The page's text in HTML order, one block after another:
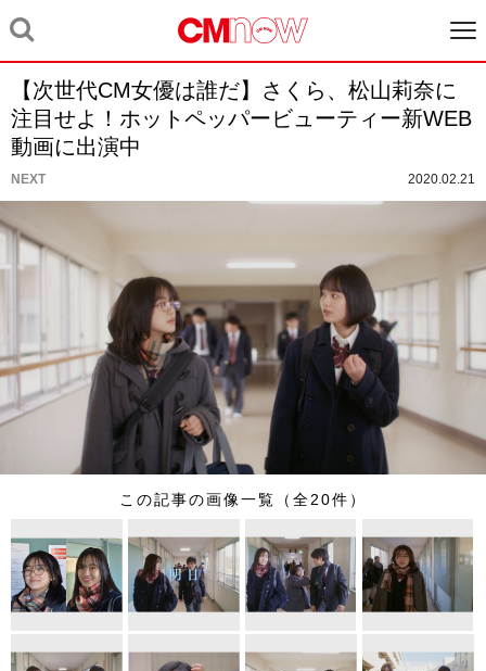
【次世代CM女優は誰だ】さくら、松山莉奈に
注目せよ！ホットペッパービューティー新WEB
動画に出演中
NEXT 2020.02.21
この記事の画像一覧（全20件）